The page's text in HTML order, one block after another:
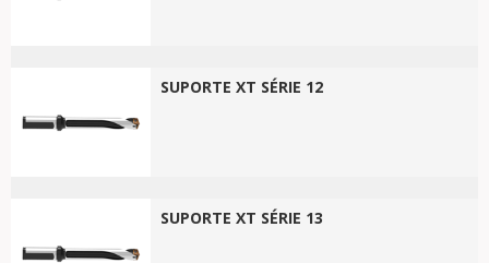
SUPORTE XT SÉRIE 12
SUPORTE XT SÉRIE 13